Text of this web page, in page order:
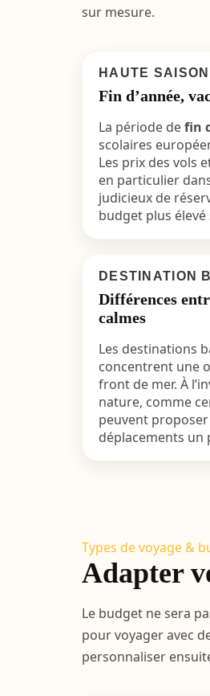
sur mesure.
HAUTE
Fin d’année,
La période defin
scolaires
Les prix des vols
en particulier
judicieux de
budget plus élevé
DESTINATION
Différences
calmes
Les destinations
concentrent une
front de mer. À
nature, comme
peuvent
déplacements un
Types de voyage &
Adapter
Le budget ne sera
pour voyager avec
personnaliser